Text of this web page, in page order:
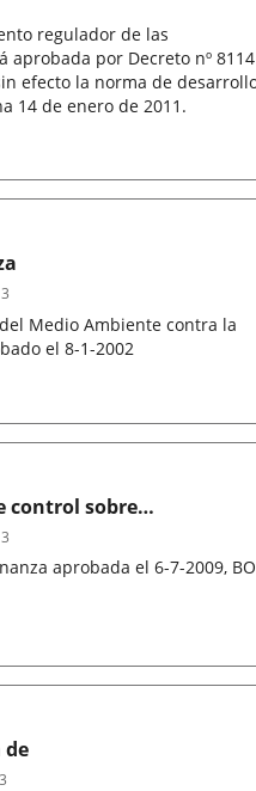
de Valladolid
regulador de las
aprobada por Decreto nº 8114
efecto la norma de
14 de enero de 2011.
Medio Ambiente contra la
el 8-1-2002
control sobre
Prevención
aprobada el 6-7-2009,
de